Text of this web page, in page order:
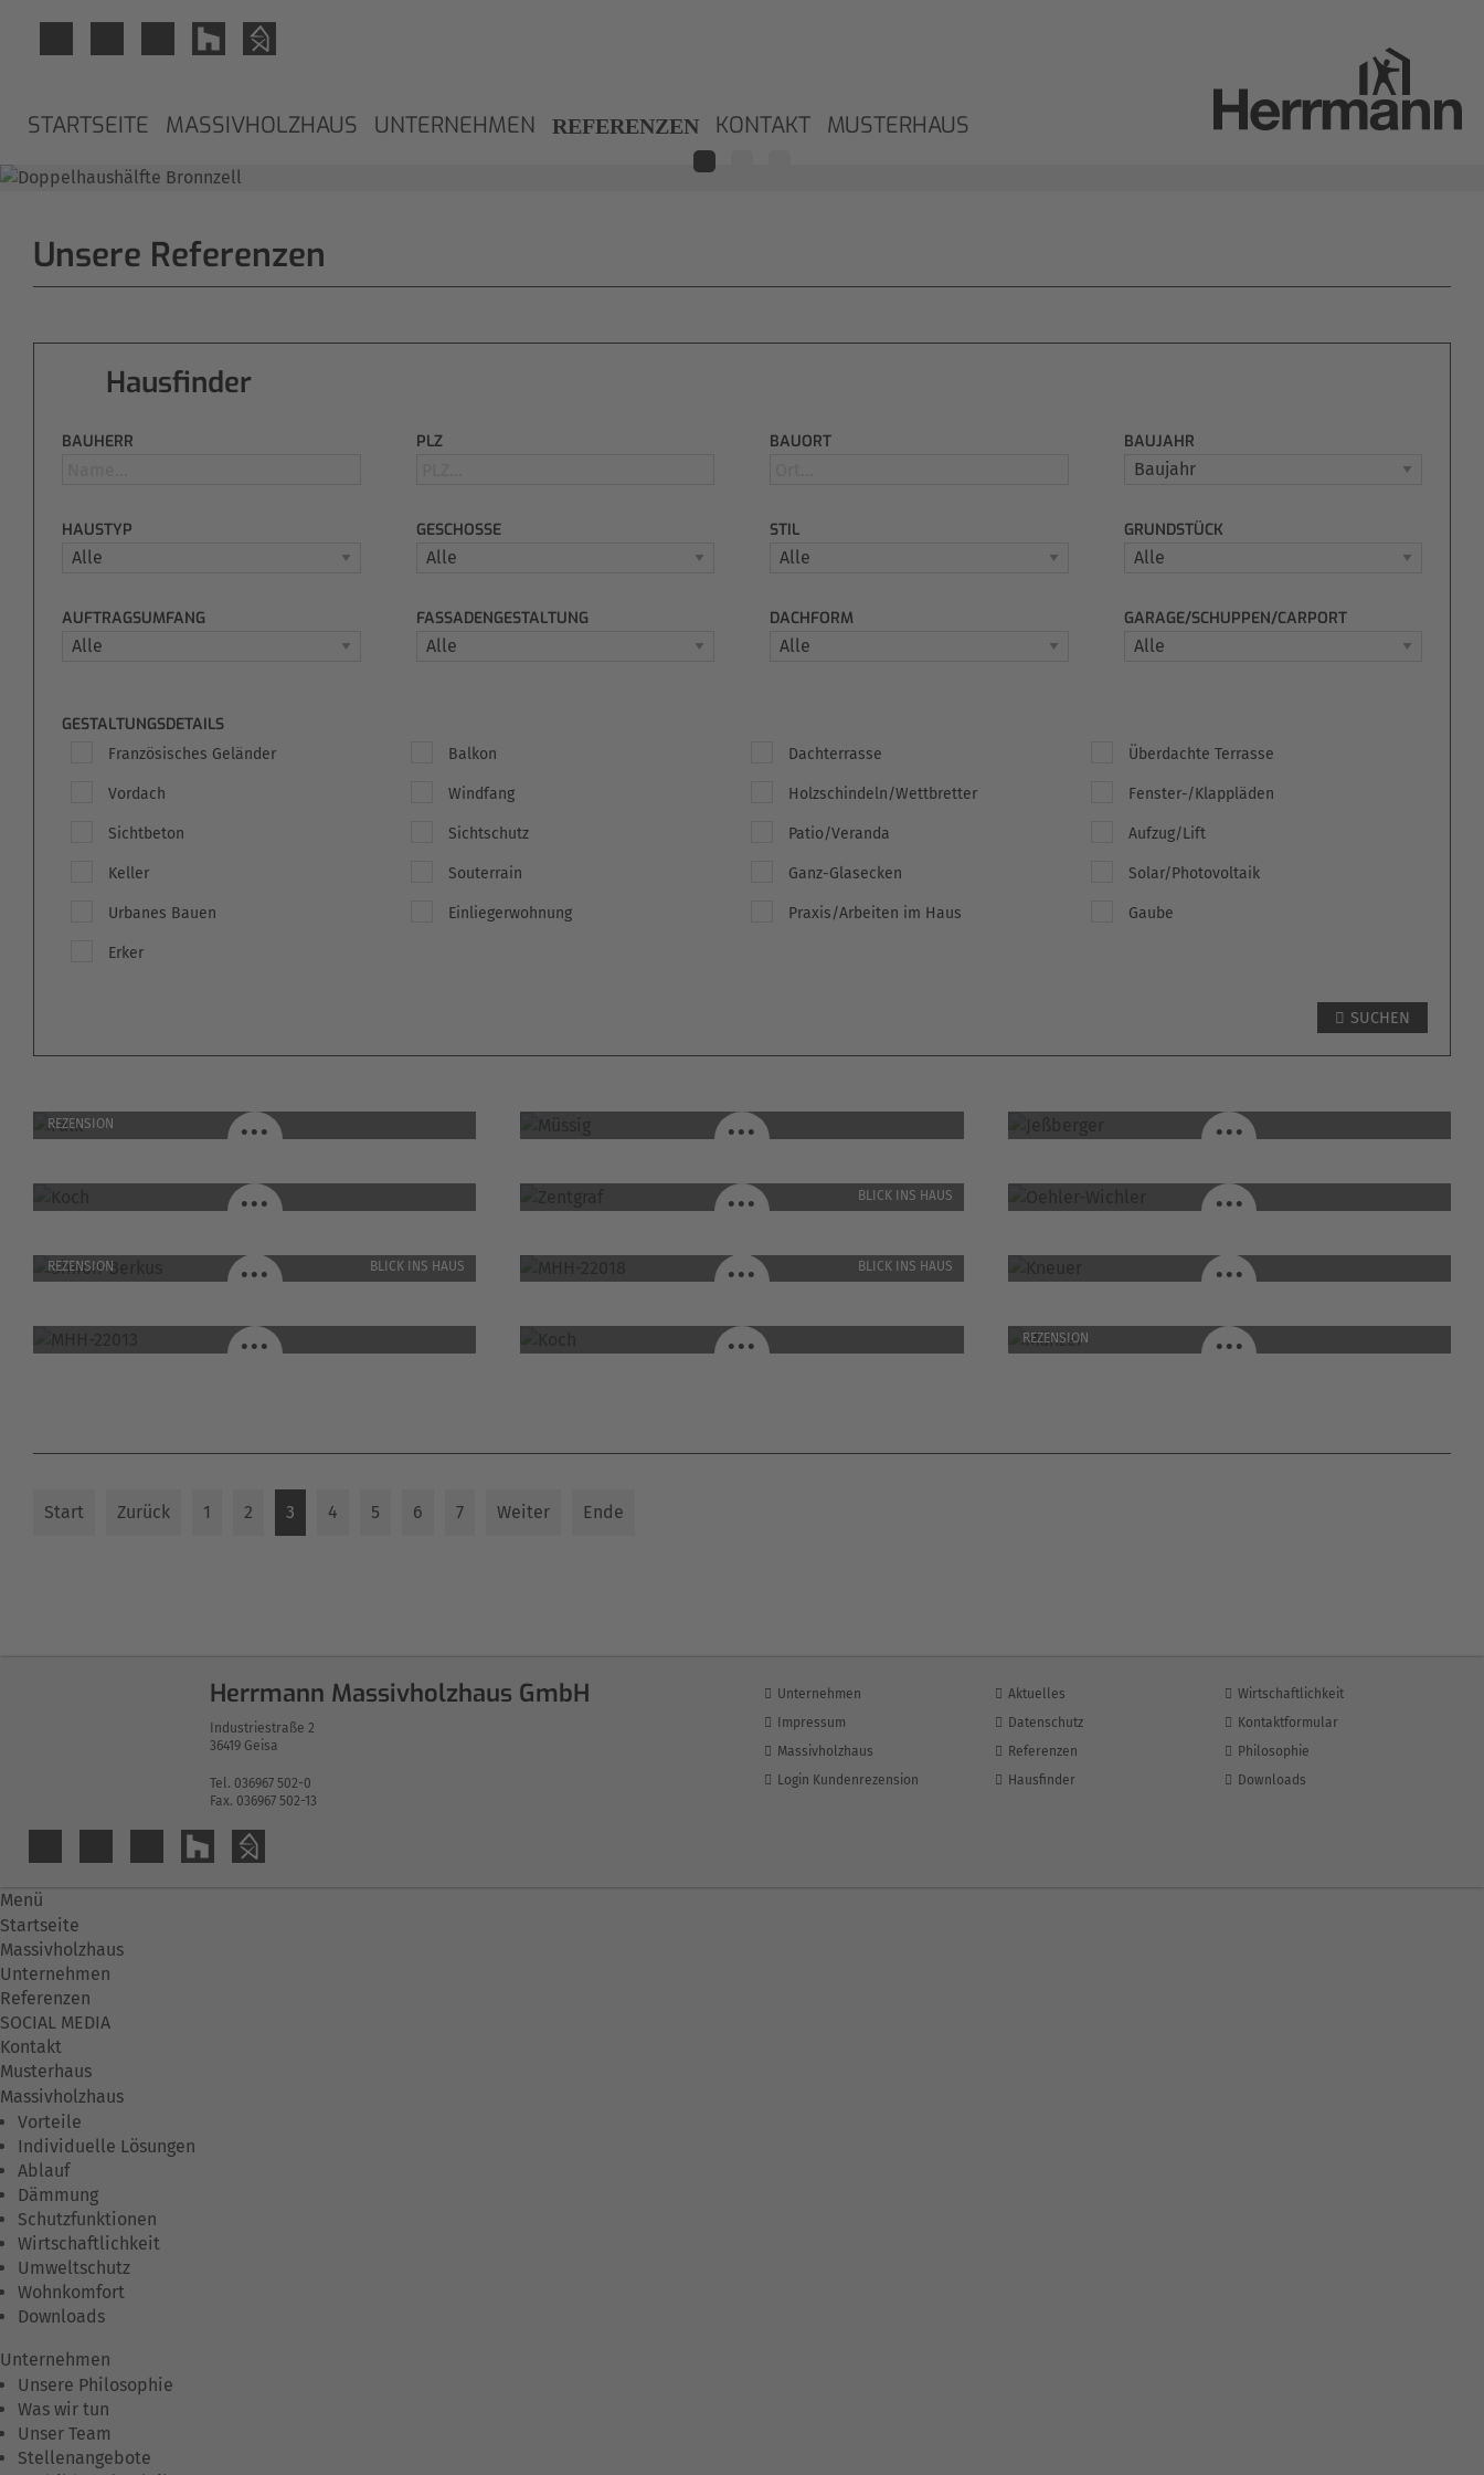
STARTSEITE MASSIVHOLZHAUS UNTERNEHMEN REFERENZEN KONTAKT MUSTERHAUS
Unsere Referenzen
Hausfinder
BAUHERR PLZ BAUORT BAUJAHR
HAUSTYP GESCHOSSE STIL GRUNDSTÜCK
AUFTRAGSUMFANG FASSADENGESTALTUNG DACHFORM GARAGE/SCHUPPEN/CARPORT
GESTALTUNGSDETAILS
Französisches Geländer Balkon Dachterrasse Überdachte Terrasse
Vordach Windfang Holzschindeln/Wettbretter Fenster-/Klappläden
Sichtbeton Sichtschutz Patio/Veranda Aufzug/Lift
Keller Souterrain Ganz-Glasecken Solar/Photovoltaik
Urbanes Bauen Einliegerwohnung Praxis/Arbeiten im Haus Gaube
Erker
SUCHEN
REZENSION ... ... ...
... BLICK INS HAUS
... ...
REZENSION BLICK INS HAUS
... BLICK INS HAUS
... ...
... ... REZENSION ...
Start Zurück 1 2 3 4 5 6 7 Weiter Ende
Herrmann Massivholzhaus GmbH
Industriestraße 2
36419 Geisa
Tel. 036967 502-0
Fax. 036967 502-13
Unternehmen Aktuelles
Wirtschaftlichkeit
Impressum
Datenschutz
Kontaktformular
Massivholzhaus
Referenzen
Philosophie
Login Kundenrezension
Hausfinder Downloads
Menü
Startseite
Massivholzhaus
Unternehmen
Referenzen
SOCIAL MEDIA
Kontakt
Musterhaus
Massivholzhaus
Vorteile
Individuelle Lösungen
Ablauf
Dämmung
Schutzfunktionen
Wirtschaftlichkeit
Umweltschutz
Wohnkomfort
Downloads
Unternehmen
Unsere Philosophie
Was wir tun
Unser Team
Stellenangebote